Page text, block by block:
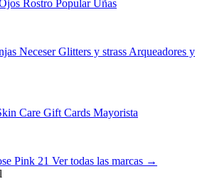
Rostro Popular Uñas
NeceserGlitters y strass Arqueadores y
Care Gift Cards Mayorista
Pink 21 Ver todas las marcas →